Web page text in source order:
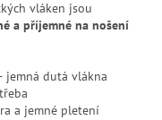
vláken jsou
a příjemné na nošení
jemná dutá vlákna
a jemné pletení